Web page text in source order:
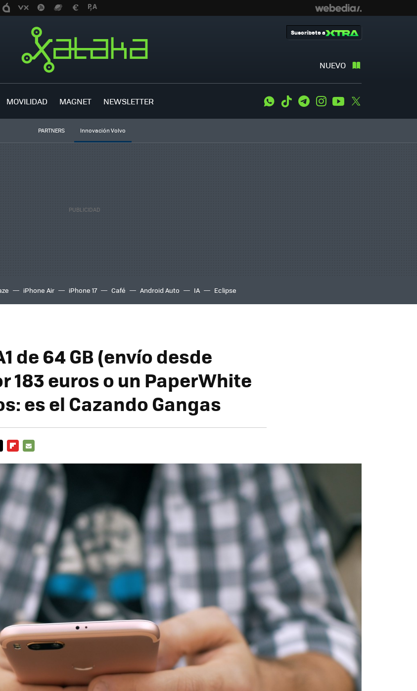
NUEVO
Suscríbete a
MOVILIDAD MAGNET NEWSLETTER WhatsApp
Tiktok TelegramInstagramYoutube
PARTNERS Innovación Volvo
iPhone Air iPhone 17 Café Android Auto IA Eclipse
de 64 GB (envío desde
183 euros o un PaperWhite
es el Cazando Gangas
MAIL